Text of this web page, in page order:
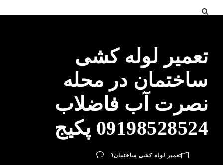
تعمیر لوله کشی
ساختمان در محله
نصرت آب فاضلاب
09198528524 پکیج
تعمیر لوله کشی ساختمان0